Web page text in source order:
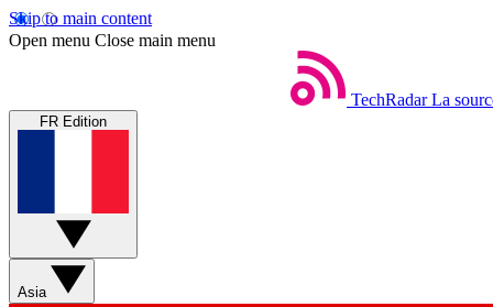
Skip to main content
Open menu Close main menu
TechRadar La
FR Edition
Asia